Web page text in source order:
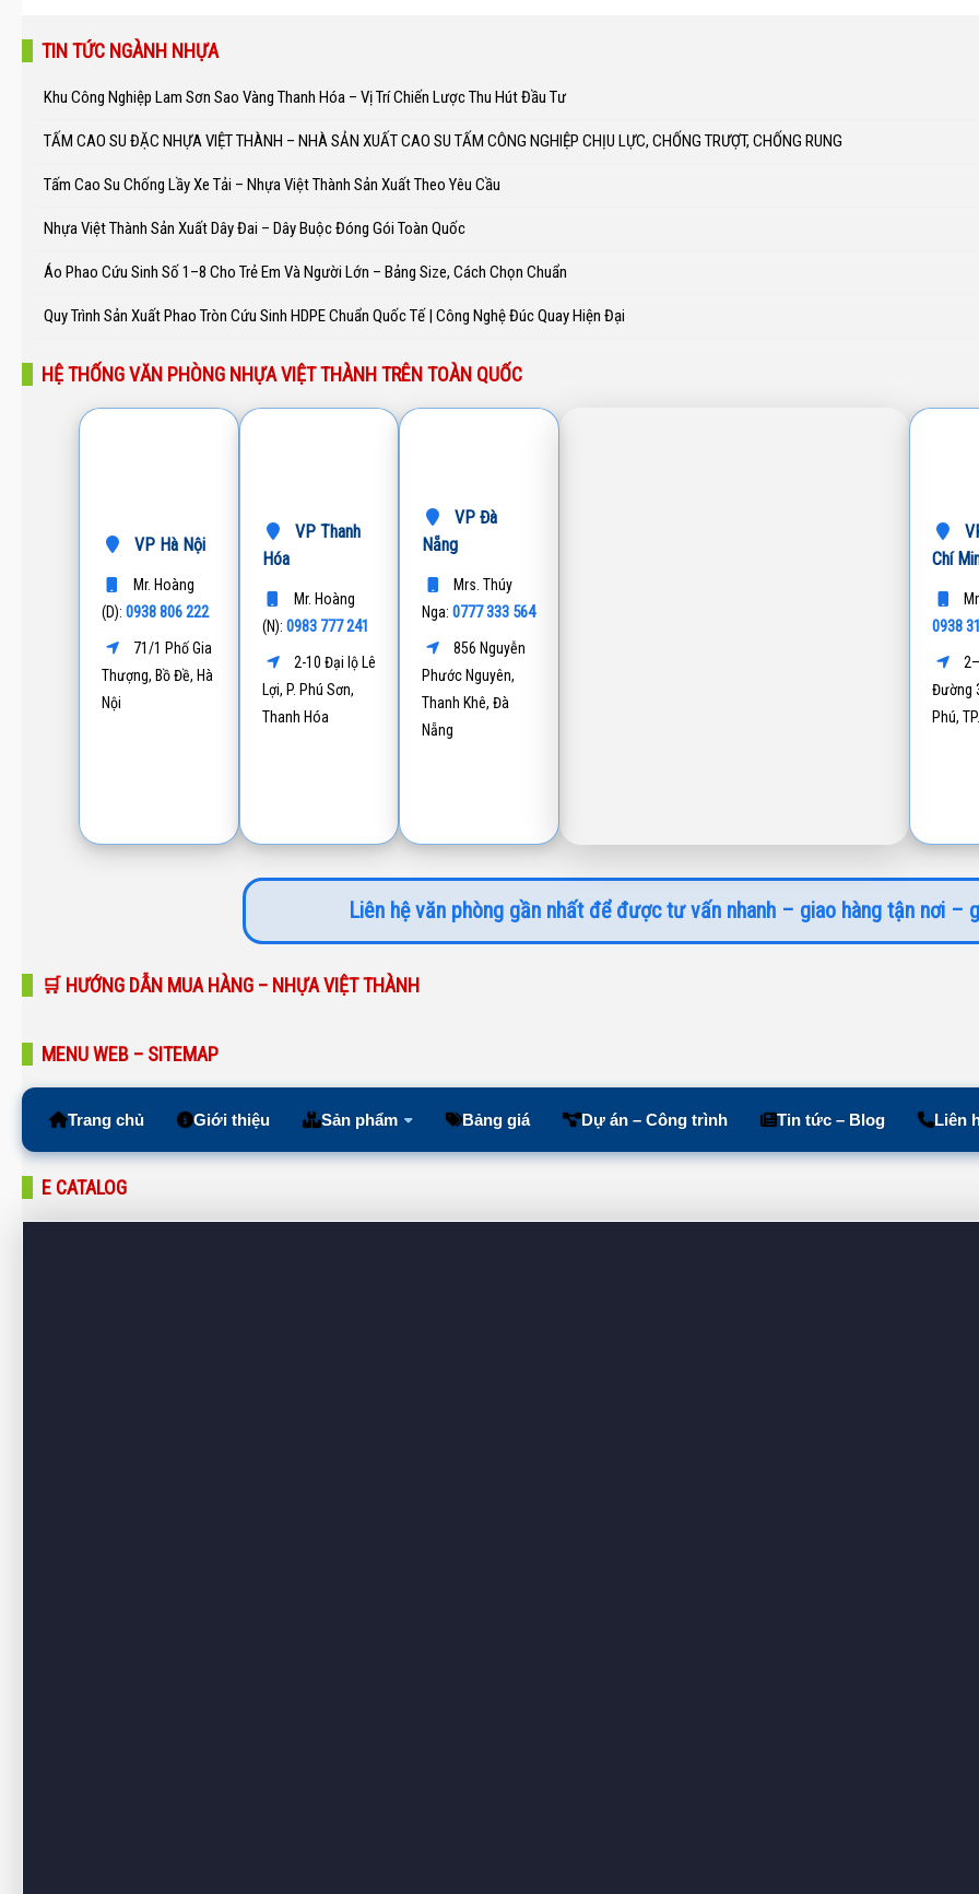
TIN TỨC NGÀNH NHỰA
Khu Công Nghiệp Lam Sơn Sao Vàng Thanh Hóa – Vị Trí Chiến Lược Thu Hút Đầu Tư
TẤM CAO SU ĐẶC NHỰA VIỆT THÀNH – NHÀ SẢN XUẤT CAO SU TẤM CÔNG NGHIỆP CHỊU LỰC, CHỐNG TRƯỢT, CHỐNG RUNG
Tấm Cao Su Chống Lầy Xe Tải – Nhựa Việt Thành Sản Xuất Theo Yêu Cầu
Nhựa Việt Thành Sản Xuất Dây Đai – Dây Buộc Đóng Gói Toàn Quốc
Áo Phao Cứu Sinh Số 1–8 Cho Trẻ Em Và Người Lớn – Bảng Size, Cách Chọn Chuẩn
Quy Trình Sản Xuất Phao Tròn Cứu Sinh HDPE Chuẩn Quốc Tế | Công Nghệ Đúc Quay Hiện Đại
HỆ THỐNG VĂN PHÒNG NHỰA VIỆT THÀNH TRÊN TOÀN QUỐC
VP Hà Nội
Mr. Hoàng
(D): 0938 806 222
71/1 Phố Gia
Thượng, Bồ Đề, Hà
Nội
VP Thanh
Hóa
Mr. Hoàng
(N): 0983 777 241
2-10 Đại lộ Lê
Lợi, P. Phú Sơn,
Thanh Hóa
VP Đà
Nẵng
Mrs. Thúy
Nga:0777 333 564
856 Nguyễn
Phước Nguyên,
Thanh Khê, Đà
Nẵng
Chí
0938
Đường
Phú,
Liên hệ văn phòng gần nhất để được tư vấn nhanh – giao hàng tận nơi –
🛒 HƯỚNG DẪN MUA HÀNG – NHỰA VIỆT THÀNH
MENU WEB – SITEMAP
Trang chủ Giới thiệu Sản phẩm Bảng giá Dự án – Công trình Tin tức – Blog Liên
E CATALOG